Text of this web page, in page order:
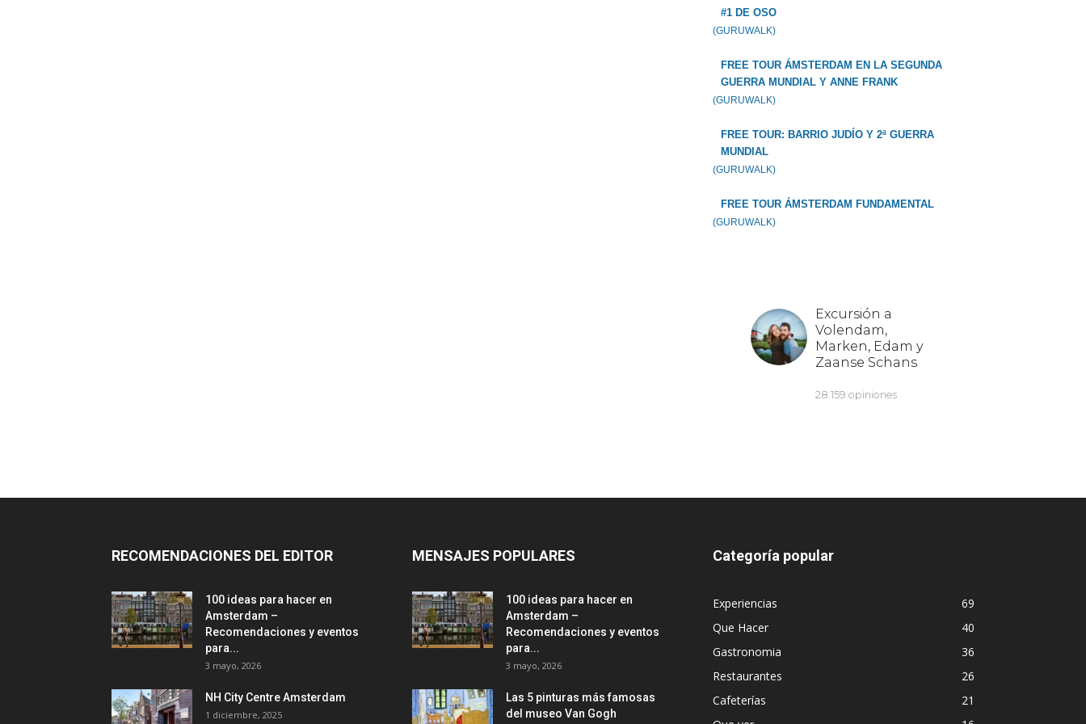
#1 DE OSO
(GURUWALK)
FREE TOUR ÁMSTERDAM EN LA SEGUNDA
GUERRA MUNDIAL Y ANNE FRANK
(GURUWALK)
FREE TOUR: BARRIO JUDÍO Y 2ª GUERRA
MUNDIAL
(GURUWALK)
FREE TOUR ÁMSTERDAM FUNDAMENTAL
(GURUWALK)
RECOMENDACIONES DEL EDITOR
100 ideas para hacer en
Amsterdam –
Recomendaciones y eventos
para...
3 mayo, 2026
NH City Centre Amsterdam
1 diciembre, 2025
MENSAJES POPULARES
100 ideas para hacer en
Amsterdam –
Recomendaciones y eventos
para...
3 mayo, 2026
Las 5 pinturas más famosas
del museo Van Gogh
Categoría popular
Experiencias
69
Que Hacer
40
Gastronomia
36
Restaurantes
26
Cafeterías
21